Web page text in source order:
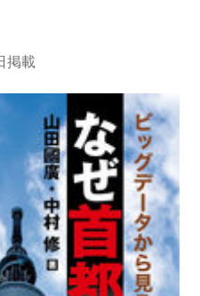
かわさき」大集会 第二分
】 福島からの発言
へのカウントダウンinかわ
のカウントダウンinかわさ
掲載